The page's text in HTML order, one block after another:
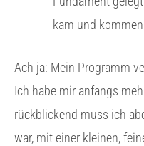
kam und
Ach ja: Mein Programm
Ich habe mir anfangs
rückblickend muss ich
war, mit einer kleinen,